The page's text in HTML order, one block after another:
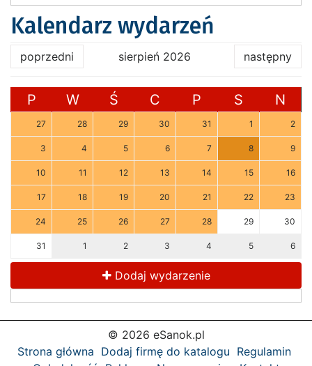
Kalendarz wydarzeń
poprzedni sierpień 2026 następny
P W Ś C P S N
27 28 29 30 31 1 2
3 4 5 6 7 8 9
10 11 12 13 14 15 16
17 18 19 20 21 22 23
24 25 26 27 28 29 30
31 1 2 3 4 5 6
Dodaj wydarzenie
© 2026 eSanok.pl
Strona główna Dodaj firmę do katalogu Regulamin